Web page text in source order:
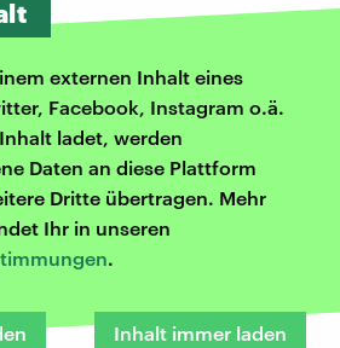
externen Inhalt eines
Facebook, Instagram o.ä.
ladet, werden
Daten an diese Plattform
Dritte übertragen. Mehr
Ihr in unseren
.
Inhalt immer laden